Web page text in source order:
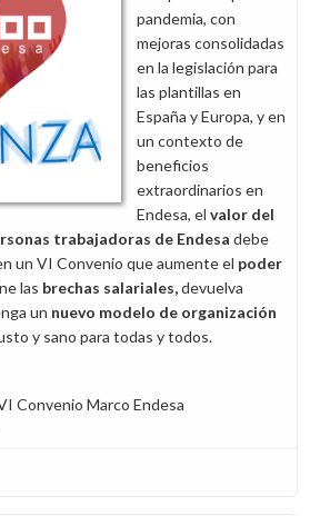
pandemia, con
mejoras consolidadas
en la legislación para
las plantillas en
España y Europa, y en
un contexto de
beneficios
extraordinarios en
Endesa, el valor del
trabajadoras de Endesa debe
un VI Convenio que aumenteel poder
las brechas salariales,devuelva
un nuevo modelo de organización
y sano para todas y todos.
Convenio Marco Endesa